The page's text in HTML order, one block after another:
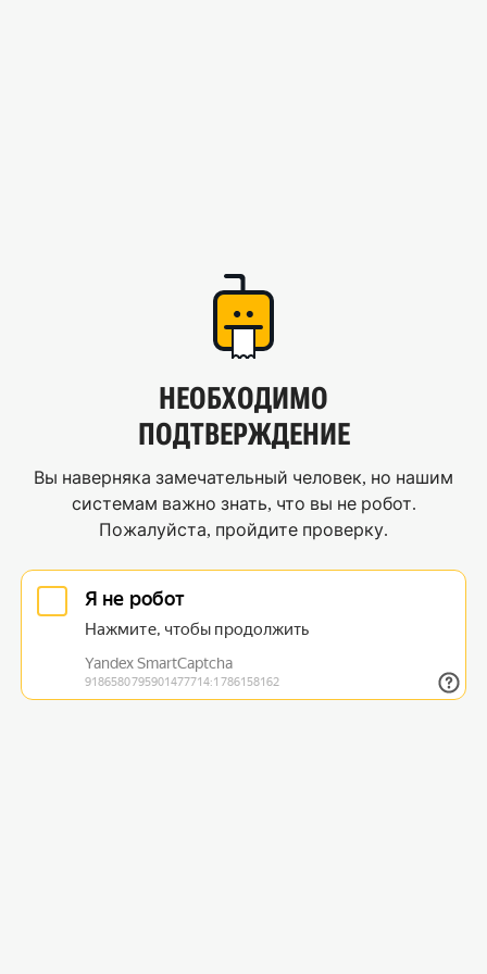
НЕОБХОДИМО
ПОДТВЕРЖДЕНИЕ
Вы наверняка замечательный человек, но нашим
системам важно знать, что вы не робот.
Пожалуйста, пройдите проверку.